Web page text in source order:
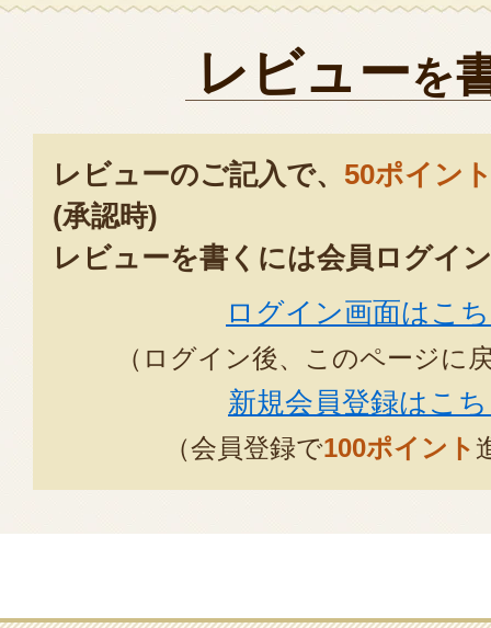
レビューを
レビューのご記入で、 50ポイン
(承認時)
レビューを書くには会員ログイ
ログイン画面はこ
（ログイン後、このページに
新規会員登録はこ
（会員登録で100ポイント